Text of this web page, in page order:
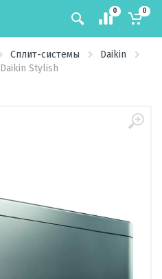
0 0
Сплит-системы
Daikin
Stylish